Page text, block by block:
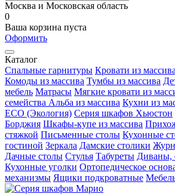
Москва и Московская область
0
Ваша корзина пуста
Оформить
Каталог
Спальные гарнитуры Кровати из массива
Комоды из массива Тумбы из массива
мебель Матрасы Мягкие кровати из
семейства Альба из массива Кухни из
ECO (Экология) Серия шкафов Хьюстон
Борджия Шкафы-купе из массива
стяжкой Письменные столы Кухонные
гостиной Зеркала Дамские столики
Дачные столы Стулья Табуреты Диваны,
Кухонные уголки Ортопедическое
механизмы Ящики подкроватные